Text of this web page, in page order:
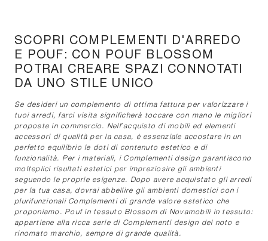
SCOPRI COMPLEMENTI D'ARREDO
E POUF: CON POUF BLOSSOM
POTRAI CREARE SPAZI CONNOTATI
DA UNO STILE UNICO
Se desideri un complemento di ottima fattura per valorizzare i
tuoi arredi, farci visita significherà toccare con mano le migliori
proposte in commercio. Nell’acquisto di mobili ed elementi
accessori di qualità per la casa, è essenziale accostare in un
perfetto equilibrio le doti di contenuto estetico e di
funzionalità. Per i materiali, i Complementi design garantiscono
molteplici risultati estetici per impreziosire gli ambienti
seguendo le proprie esigenze. Dopo avere acquistato gli arredi
per la tua casa, dovrai abbellire gli ambienti domestici con i
plurifunzionali Complementi di grande valore estetico che
proponiamo. Pouf in tessuto Blossom di Novamobili in tessuto:
appartiene alla ricca serie di Complementi design del noto e
rinomato marchio, sempre di grande qualità.